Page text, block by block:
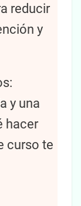
reducir
y
y una
hacer
curso te